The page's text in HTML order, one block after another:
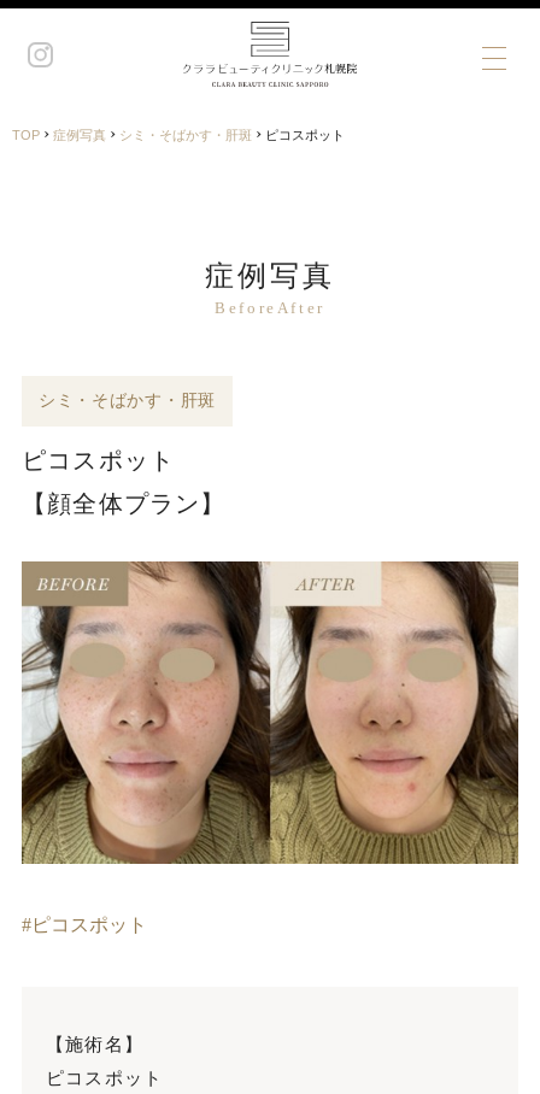
TOP › 症例写真 › シミ・そばかす・肝斑 › ピコスポット
症例写真
BeforeAfter
シミ・そばかす・肝斑
ピコスポット
【顔全体プラン】
ピコスポット
【施術名】
ピコスポット